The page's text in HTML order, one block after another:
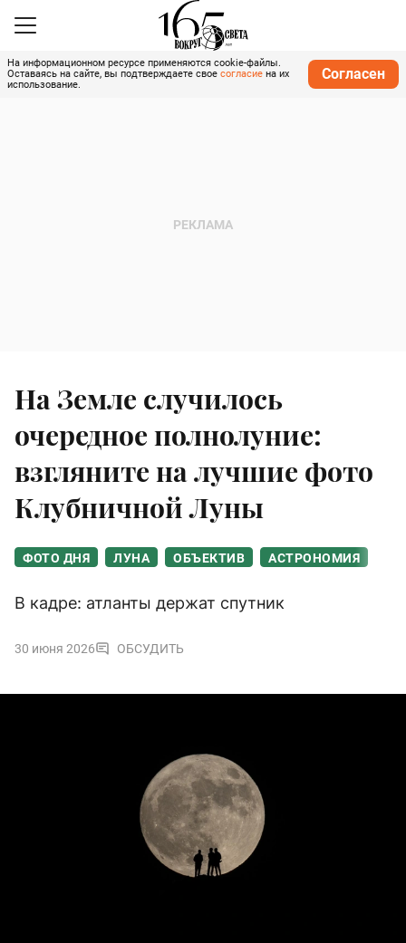
На информационном ресурсе применяются cookie-файлы.
Оставаясь на сайте, вы подтверждаете свое согласие на их
использование.
Согласен
На Земле случилось
очередное полнолуние:
взгляните на лучшие фото
Клубничной Луны
ФОТО ДНЯ ЛУНА ОБЪЕКТИВ АСТРОНОМИЯ
В кадре: атланты держат спутник
30 июня 2026 ОБСУДИТЬ